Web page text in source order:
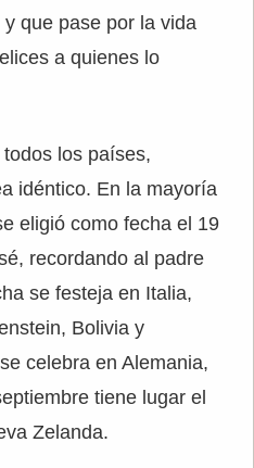
que pase por la vida
a quienes lo
los países,
idéntico. En la mayoría
eligió como fecha el 19
recordando al padre
se festeja en Italia,
Bolivia y
celebra en Alemania,
tiene lugar el
Zelanda.